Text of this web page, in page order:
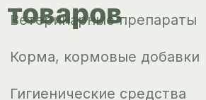
Доставка и
оплата
О компании
Новости